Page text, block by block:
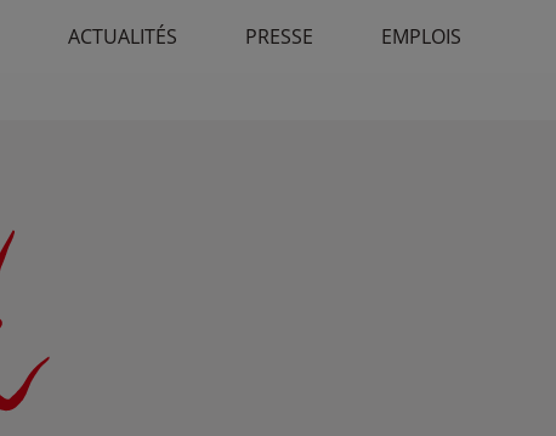
ACTUALITÉS PRESSE EMPLOIS